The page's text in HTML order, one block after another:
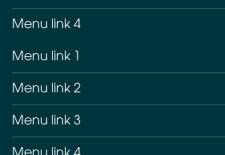
Menu link 4
Menu link 1
Menu link 2
Menu link 3
Menu link 4